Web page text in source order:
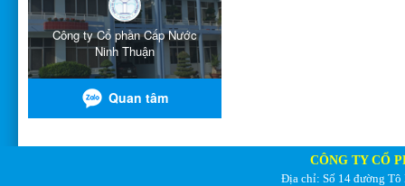
CÔNG TY CỔ
Địa chỉ: Số 14 đường Tô